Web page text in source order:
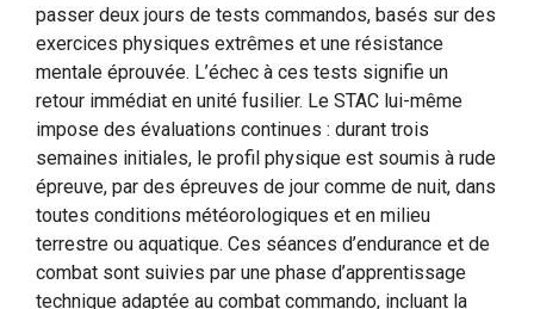
passer deux jours de tests commandos, basés sur des
exercices physiques extrêmes et une résistance
mentale éprouvée. L’échec à ces tests signifie un
retour immédiat en unité fusilier. Le STAC lui-même
impose des évaluations continues : durant trois
semaines initiales, le profil physique est soumis à rude
épreuve, par des épreuves de jour comme de nuit, dans
toutes conditions météorologiques et en milieu
terrestre ou aquatique. Ces séances d’endurance et de
combat sont suivies par une phase d’apprentissage
technique adaptée au combat commando, incluant la